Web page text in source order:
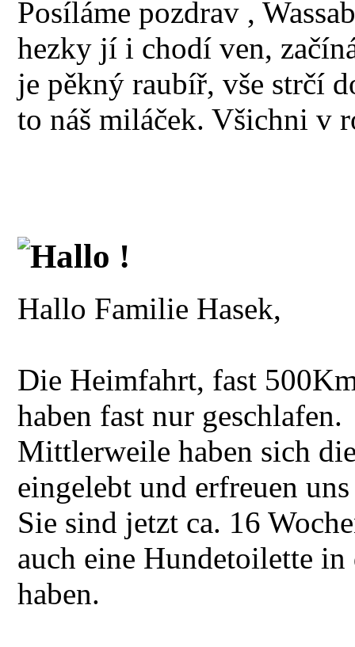
Posíláme pozdrav ,
hezky jí i chodí ven,
je pěkný raubíř, vše strčí
to náš miláček. Všichni v
Hallo !
Hallo Familie Hasek,
Die Heimfahrt, fast
haben fast nur geschlafen.
Mittlerweile haben sich
eingelebt und erfreuen
Sie sind jetzt ca. 16
auch eine Hundetoilette
haben.